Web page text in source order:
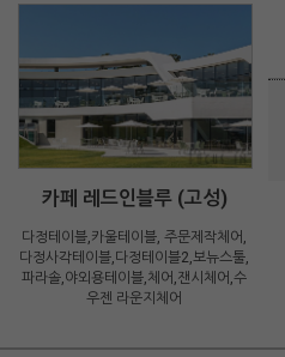
카페 레드인블루 (고성)
다정테이블,카울테이블, 주문제작체어,
다정사각테이블,다정테이블2,보뉴스툴,
파라솔,야외용테이블,체어,잰시체어,수
우젠 라운지체어